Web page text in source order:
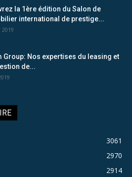
la 1ère édition du Salon de
international de prestige...
Group: Nos expertises du leasing et
de...
3061
2970
2914